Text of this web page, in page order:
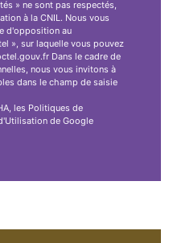
» ne sont pas respectés,
à la CNIL. Nous vous
d'opposition au
», sur laquelle vous pouvez
Dans le cadre de
nous vous invitons à
dans le champ de saisie
les Politiques de
de Google